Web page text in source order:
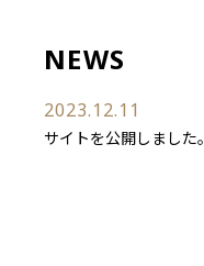
NEWS
2023.12.11
サイトを公開しました。